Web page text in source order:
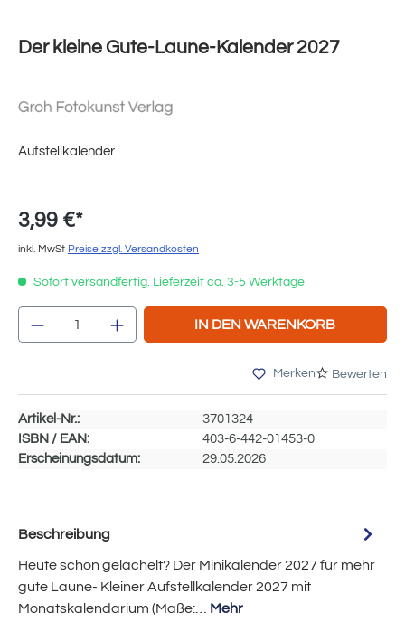
Der kleine Gute-Laune-Kalender 2027
Aufstellkalender
3,99 €*
inkl. MwSt Preise zzgl. Versandkosten
Sofort versandfertig. Lieferzeit ca. 3-5 Werktage
Produkt Anzahl: Gib den gewünschten
IN DEN WARENKORB
Merken Bewerten
Artikel-Nr.:
3701324
ISBN / EAN:
403-6-442-01453-0
Erscheinungsdatum:
29.05.2026
Beschreibung
Heute schon gelächelt? Der Minikalender 2027 für mehr
gute Laune- Kleiner Aufstellkalender 2027 mit
Monatskalendarium (Maße:… Mehr